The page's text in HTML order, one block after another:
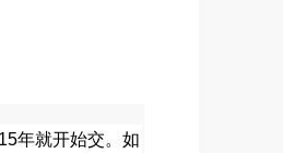
15年就开始交。如